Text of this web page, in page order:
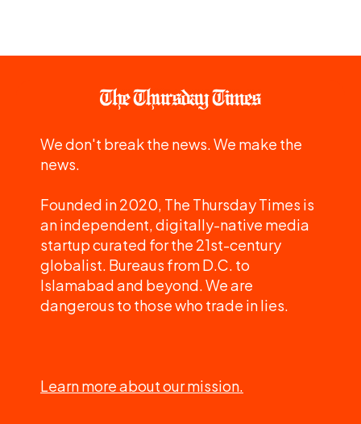
We don't break the news. We make the
news.
Founded in 2020, The Thursday Times is
an independent, digitally-native media
startup curated for the 21st-century
globalist. Bureaus from D.C. to
Islamabad and beyond. We are
dangerous to those who trade in lies.
Learn more about our mission.